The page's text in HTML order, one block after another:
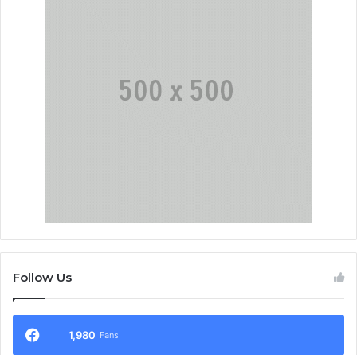
Follow Us
1,980 Fans